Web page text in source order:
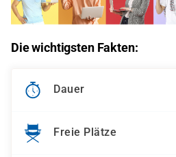
Die wichtigsten Fakten:
Dauer
Freie Plätze